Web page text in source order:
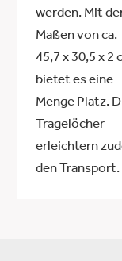
werden. Mit
Maßen von ca.
45,7 x 30,5 x 2
bietet es eine
Menge Platz.
Tragelöcher
erleichtern
den Transport.